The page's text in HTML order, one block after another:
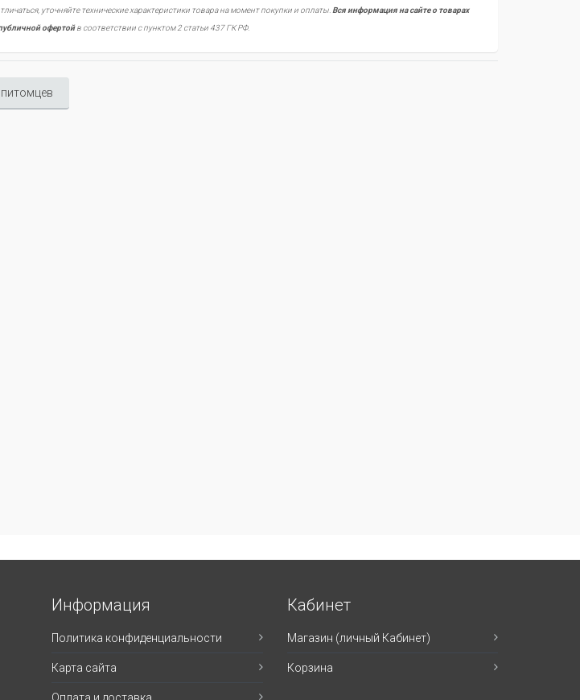
уточняйте технические характеристики товара на момент покупки и оплаты.Вся информация на сайте о товарах
офертойв соответствии с пунктом 2 статьи 437 ГК РФ.
Информация
Политика конфиденциальности
Карта сайта
Кабинет
Магазин (личный Кабинет)
Корзина